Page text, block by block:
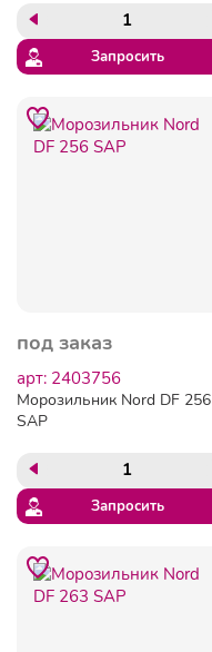
Запросить
под заказ
арт: 2403756
Морозильник Nord DF 256
SAP
Запросить